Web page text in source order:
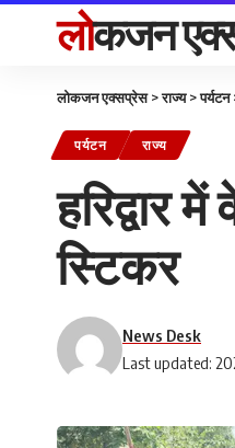
लोकजन
लोकजन एक्सप्रेस>राज्य>पर्यटन
पर्यटन राज्य
हरिद्वार
स्टिकर
Last updated:
News Desk